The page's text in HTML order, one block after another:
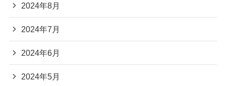
2024年8月
2024年7月
2024年6月
2024年5月